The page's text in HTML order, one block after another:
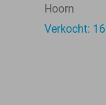
Hoorn
Verkocht: 16